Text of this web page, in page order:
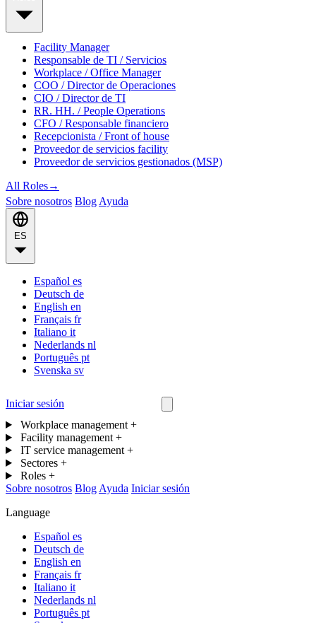
Facility Manager
Responsable de TI / Servicios
Workplace / Office Manager
COO / Director de Operaciones
CIO / Director de TI
RR. HH. / People Operations
CFO / Responsable financiero
Recepcionista / Front of house
Proveedor de servicios facility
Proveedor de servicios gestionados (MSP)
All Roles→
Sobre nosotros Blog Ayuda
Español es
Deutsch de
English en
Français fr
Italiano it
Nederlands nl
Português pt
Svenska sv
Iniciar sesión
Workplace management +
Facility management +
IT service management +
Sectores +
Roles +
Sobre nosotros Blog Ayuda Iniciar sesión
Language
Español es
Deutsch de
English en
Français fr
Italiano it
Nederlands nl
Português pt